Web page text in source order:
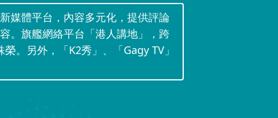
媒體平台，內容多元化，提供評論
。旗艦網絡平台「港人講地」，跨
。另外，「K2秀」、「Gagy TV」